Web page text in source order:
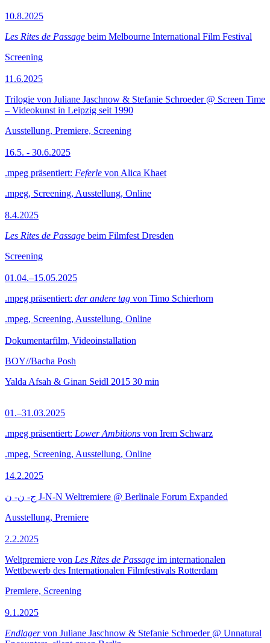
10.8.2025
Les Rites de Passage beim Melbourne International Film Festival
Screening
11.6.2025
Trilogie von Juliane Jaschnow & Stefanie Schroeder @ Screen Time
– Videokunst in Leipzig seit 1990
Ausstellung, Premiere, Screening
16.5. - 30.6.2025
.mpeg präsentiert: Feferle von Alica Khaet
.mpeg, Screening, Ausstellung, Online
8.4.2025
Les Rites de Passage beim Filmfest Dresden
Screening
01.04.–15.05.2025
.mpeg präsentiert: der andere tag von Timo Schierhorn
.mpeg, Screening, Ausstellung, Online
Dokumentarfilm, Videoinstallation
BOY//Bacha Posh
Yalda Afsah & Ginan Seidl 2015 30 min
01.–31.03.2025
.mpeg präsentiert: Lower Ambitions von Irem Schwarz
.mpeg, Screening, Ausstellung, Online
14.2.2025
ج- ن- ن J-N-N Weltremiere @ Berlinale Forum Expanded
Ausstellung, Premiere
2.2.2025
Weltpremiere von Les Rites de Passage im internationalen
Wettbewerb des Internationalen Filmfestivals Rotterdam
Premiere, Screening
9.1.2025
Endlagervon Juliane Jaschnow & Stefanie Schroeder @ Unnatural